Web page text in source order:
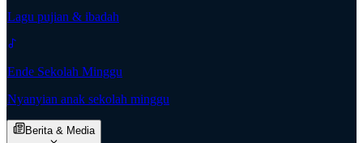
Lagu pujian & ibadah
Ende Sekolah Minggu
Nyanyian anak sekolah minggu
Berita & Media